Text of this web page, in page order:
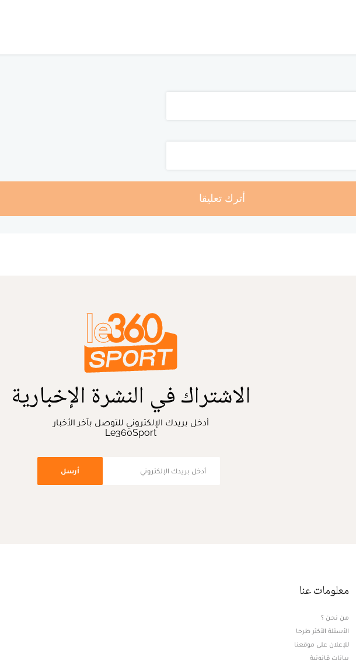
أترك تعليقا
الاشتراك في النشرة الإخبارية
أدخل بريدك الإلكتروني للتوصل بآخر الأخبار
Le360Sport
أرسل
معلومات عنا
من نحن ؟
الأسئلة الأكثر طرحا
للإعلان على موقعنا
بيانات قانونية